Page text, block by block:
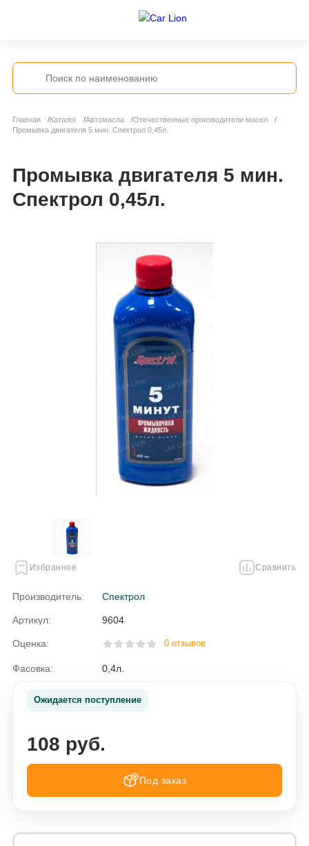
Главная Каталог Автомасла
Отечественные производители масел
Промывка двигателя 5 мин. Спектрол 0,45л.
Промывка двигателя 5 мин.
Спектрол 0,45л.
Избранное Сравнить
Производитель: Спектрол
Артикул: 9604
Оценка: 0 отзывов
Фасовка: 0,4л.
Ожидается поступление
108 руб.
Под заказ